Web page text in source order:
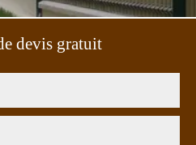
devis gratuit